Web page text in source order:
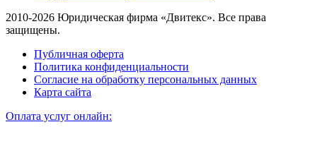
2010-2026 Юридическая фирма «Двитекс». Все права
защищены.
Публичная оферта
Политика конфиденциальности
Согласие на обработку персональных данных
Карта сайта
Оплата услуг онлайн: